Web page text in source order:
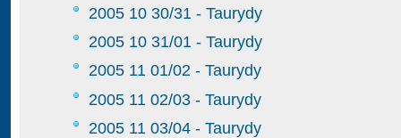
2005 10 30/31 - Taurydy
2005 10 31/01 - Taurydy
2005 11 01/02 - Taurydy
2005 11 02/03 - Taurydy
2005 11 03/04 - Taurydy